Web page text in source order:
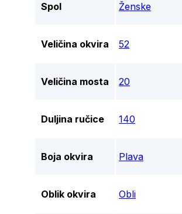
Spol Ženske
Veličina okvira 52
Veličina mosta 20
Duljina ručice 140
Boja okvira Plava
Oblik okvira Obli